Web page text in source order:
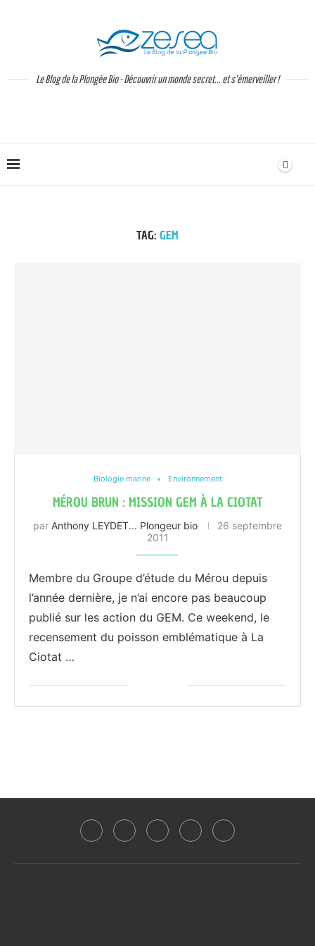
Le Blog de la Plongée Bio - Découvrir un monde secret... et s'émerveiller !
TAG: GEM
Biologie marine Environnement
MÉROU BRUN : MISSION GEM À LA CIOTAT
par Anthony LEYDET... Plongeur bio
26 septembre
2011
Membre du Groupe d’étude du Mérou depuis
l’année dernière, je n’ai encore pas beaucoup
publié sur les action du GEM. Ce weekend, le
recensement du poisson emblématique à La
Ciotat …